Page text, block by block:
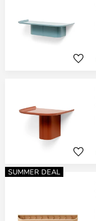
SUMMER DEAL